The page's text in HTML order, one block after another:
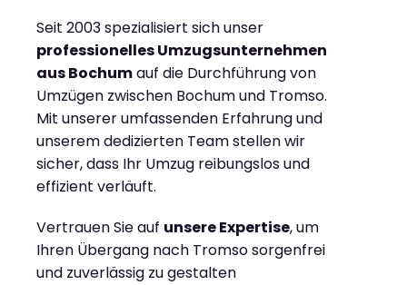
Seit 2003 spezialisiert sich unser
professionelles Umzugsunternehmen
aus Bochumauf die Durchführung von
Umzügen zwischen Bochum und Tromso.
Mit unserer umfassenden Erfahrung und
unserem dedizierten Team stellen wir
sicher, dass Ihr Umzug reibungslos und
effizient verläuft.
Vertrauen Sie auf unsere Expertise, um
Ihren Übergang nach Tromso sorgenfrei
und zuverlässig zu gestalten